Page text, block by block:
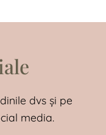
dvs și pe
media.